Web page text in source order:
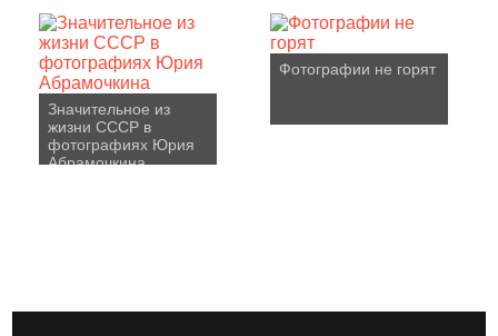
Значительное из
жизни СССР в
фотографиях Юрия
Абрамочкина
Фотографии не горят